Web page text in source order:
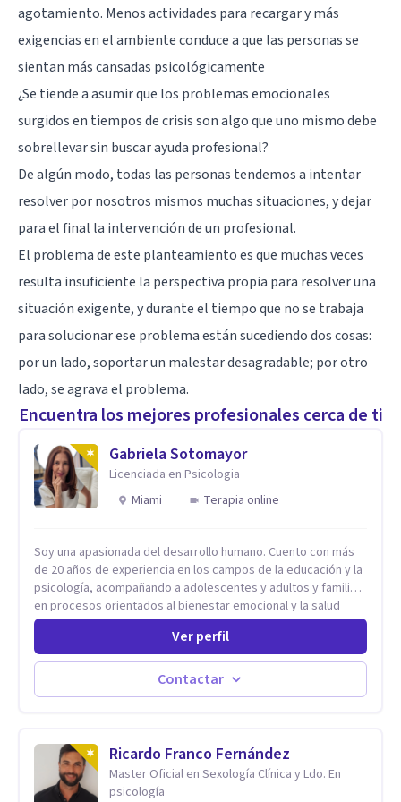
agotamiento. Menos actividades para recargar y más
exigencias en el ambiente conduce a que las personas se
sientan más cansadas psicológicamente
¿Se tiende a asumir que los problemas emocionales
surgidos en tiempos de crisis son algo que uno mismo debe
sobrellevar sin buscar ayuda profesional?
De algún modo, todas las personas tendemos a intentar
resolver por nosotros mismos muchas situaciones, y dejar
para el final la intervención de un profesional.
El problema de este planteamiento es que muchas veces
resulta insuficiente la perspectiva propia para resolver una
situación exigente, y durante el tiempo que no se trabaja
para solucionar ese problema están sucediendo dos cosas:
por un lado, soportar un malestar desagradable; por otro
lado, se agrava el problema.
Encuentra los mejores profesionales cerca de ti
Gabriela Sotomayor
Licenciada en Psicologia
Miami
Terapia online
Soy una apasionada del desarrollo humano. Cuento con más
de 20 años de experiencia en los campos de la educación y la
psicología, acompañando a adolescentes y adultos y familias
en procesos orientados al bienestar emocional y la salud
mental. Mi visión es contribuir, a través de mi trabajo, a que
las personas accedan a una vida más digna, plena y con
sentido. Considero que esto es posible cuando
desarrollamos una mayor conciencia de nuestro mundo
interior y de la manera en que nuestras experiencias influyen
basado en la comprensión, la compasión y el respeto por el
ritmo de cada persona. Integro conocimientos y herramientas
de la psicología con un enfoque informado en trauma para
Ver perfil
Contactar
Ricardo Franco Fernández
Master Oficial en Sexología Clínica y Ldo. En
psicología